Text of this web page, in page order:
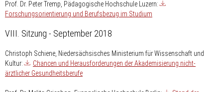
Prof. Dr. Peter Tremp , Pädagogische Hochschule Luzern:
Forschungsorientierung und Berufsbezug im Studium
VIII. Sitzung - September 2018
Christoph Schiene , Niedersächsisches Ministerium für Wissenschaft und
Kultur:
Chancen und Herausforderungen der Akademisierung nicht-
ärztlicher Gesundheitsberufe